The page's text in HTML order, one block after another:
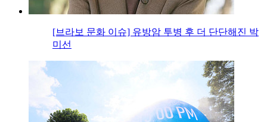
[브라보 문화 이슈] 유방암 투병 후 더 단단해진 박
미선